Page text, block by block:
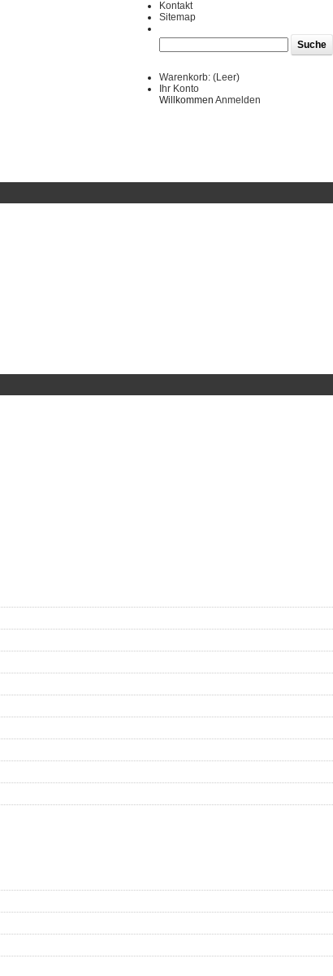
Kontakt
Sitemap
Warenkorb: (Leer)
Ihr Konto
Willkommen Anmelden